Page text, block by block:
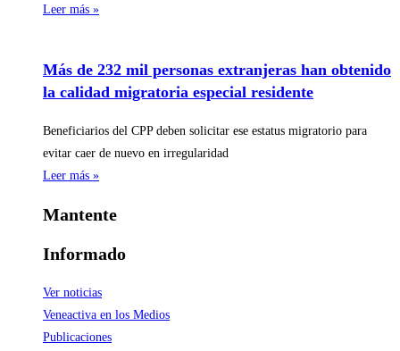
Leer más »
Más de 232 mil personas extranjeras han obtenido
la calidad migratoria especial residente
Beneficiarios del CPP deben solicitar ese estatus migratorio para
evitar caer de nuevo en irregularidad
Leer más »
Mantente
Informado
Ver noticias
Veneactiva en los Medios
Publicaciones